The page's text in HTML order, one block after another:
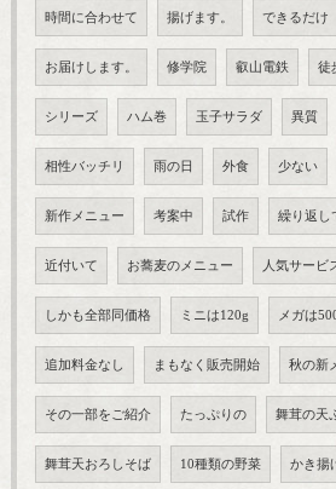
時間に合わせて 揚げます。 できるだけ
お届けします。 修学院 叡山電鉄 徒
シリーズ ハム巻 玉子サラダ 異質
相性バッチリ 雨の日 外食 少ない
新作メニュー 考案中 試作 繰り返し
近付いて お蕎麦のメニュー 人気サービ
しかも全部同価格 ミニは120g メガは
追加料金なし まもなく販売開始 秋の新
その一部をご紹介 たっぷりの 舞茸の天
舞茸天おろしそば 10種類の野菜 かき揚